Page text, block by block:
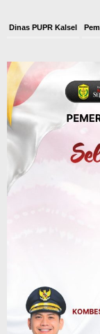
Dinas PUPR Kalsel
Pemerintah
Agustus 6, 2026
Dinas Kehutanan Kalsel
Tahura
Kebakaran
Memimpin
Advertorial Pemkab